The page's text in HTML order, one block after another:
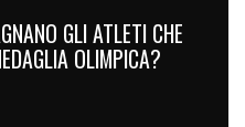
GLI ATLETI CHE
OLIMPICA?